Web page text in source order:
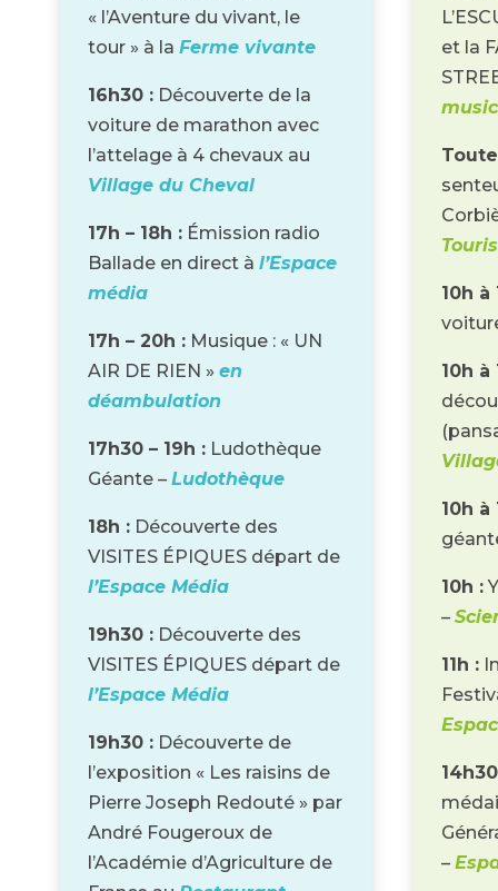
« l’Aventure du vivant, le
tour » à la Ferme vivante
16h30 :Découverte de la
voiture de marathon avec
l’attelage à 4 chevaux au
Village du Cheval
17h – 18h :Émission radio
Ballade en direct à l’Espace
média
17h – 20h :Musique : « UN
AIR DE RIEN » en
déambulation
17h30 – 19h :Ludothèque
Géante – Ludothèque
18h :Découverte des
VISITES ÉPIQUES départ de
l’Espace Média
19h30 :Découverte des
VISITES ÉPIQUES départ de
l’Espace Média
19h30 :Découverte de
l’exposition « Les raisins de
Pierre Joseph Redouté » par
André Fougeroux de
l’Académie d’Agriculture de
et la
10h à
10h à
10h à
10h :
–
11h :
–